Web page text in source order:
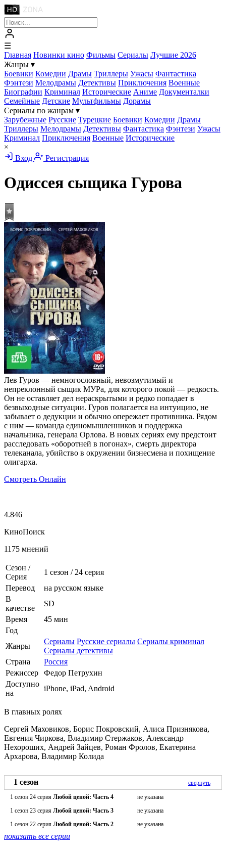
☰
Главная Новинки кино Фильмы Сериалы Лучшие 2026
Жанры ▾
Боевики Комедии Драмы Триллеры Ужасы Фантастика
Фэнтези Мелодрамы Детективы Приключения Военные
Биографии Криминал Исторические Аниме Документалки
Семейные Детские Мультфильмы Дорамы
Сериалы по жанрам ▾
Зарубежные Русские Турецкие Боевики Комедии Драмы
Триллеры Мелодрамы Детективы Фантастика Фэнтези Ужасы
Криминал Приключения Военные Исторические
×
Вход
Регистрация
Одиссея сыщика Гурова
Лев Гуров — немногословный, невозмутимый и
непреклонный сыщик МУРа, для которого покой — редкость.
Он не оставляет дел нераскрытыми и редко попадает в
безвыходные ситуации. Гуров полагается на интуицию, не
забывает о дедукции и обычно опережает противника. Рядом
с ним — команда единомышленников и поддержка
начальника, генерала Орлова. В новых сериях ему предстоит
расследовать «оборотней в погонах», смерть директора
телеканала, убийство в окружении бизнесмена и похищение
олигарха.
Смотреть Онлайн
4.846
КиноПоиск
1175 мнений
Сезон /
Серия
1 сезон / 24 серия
Перевод
на русском языке
В
качестве
SD
Время
45 мин
Год
Жанры
Сериалы Русские сериалы Сериалы криминал
Сериалы детективы
Страна
Россия
Режиссер
Федор Петрухин
Доступно
на
iPhone, iPad, Android
В главных ролях
Сергей Маховиков, Борис Покровский, Алиса Признякова,
Евгения Чиркова, Владимир Стержаков, Александр
Нехороших, Андрей Зайцев, Роман Фролов, Екатерина
Архарова, Владимир Колида
1 сезон
свернуть
1 сезон 24 серия Любой ценой: Часть 4
не указана
1 сезон 23 серия Любой ценой: Часть 3
не указана
1 сезон 22 серия Любой ценой: Часть 2 не указана
показать все серии